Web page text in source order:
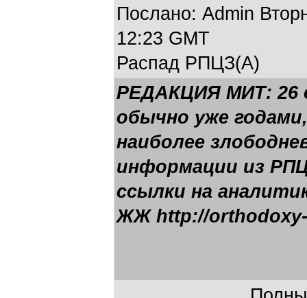
Послано: Admin
12:23 GMT
Распад РПЦЗ(А)
РЕДАКЦИЯ МИТ: 26
обычно уже
наиболее
информации из
ссылки на
ЖЖ http://